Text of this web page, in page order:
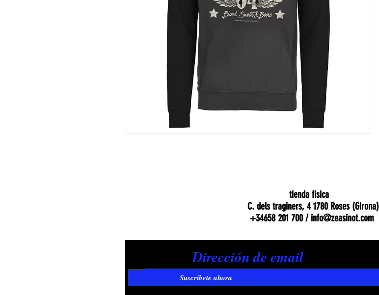
tienda fisica
C. dels traginers, 4 1780 Roses (Girona)
+34658 201 700 /info@zeasinot.com
Suscríbete ahora